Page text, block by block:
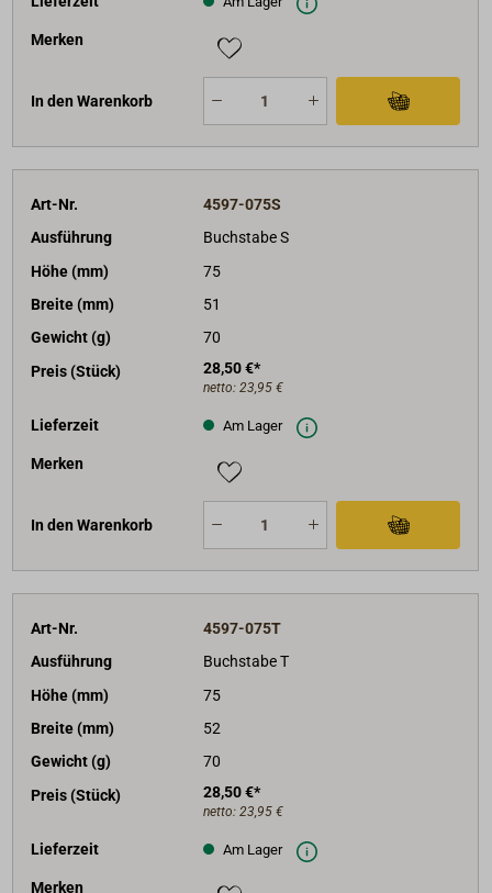
Merken
In den Warenkorb
Art-Nr.
4597-075S
Ausführung
Buchstabe S
Höhe (mm)
75
Breite (mm)
51
Gewicht (g)
70
Preis (Stück)
28,50 €*
netto: 23,95 €
Lieferzeit Am Lager
Merken
In den Warenkorb
Art-Nr.
4597-075T
Ausführung
Buchstabe T
Höhe (mm)
75
Breite (mm)
52
Gewicht (g)
70
Preis (Stück)
28,50 €*
netto: 23,95 €
Lieferzeit Am Lager
Merken